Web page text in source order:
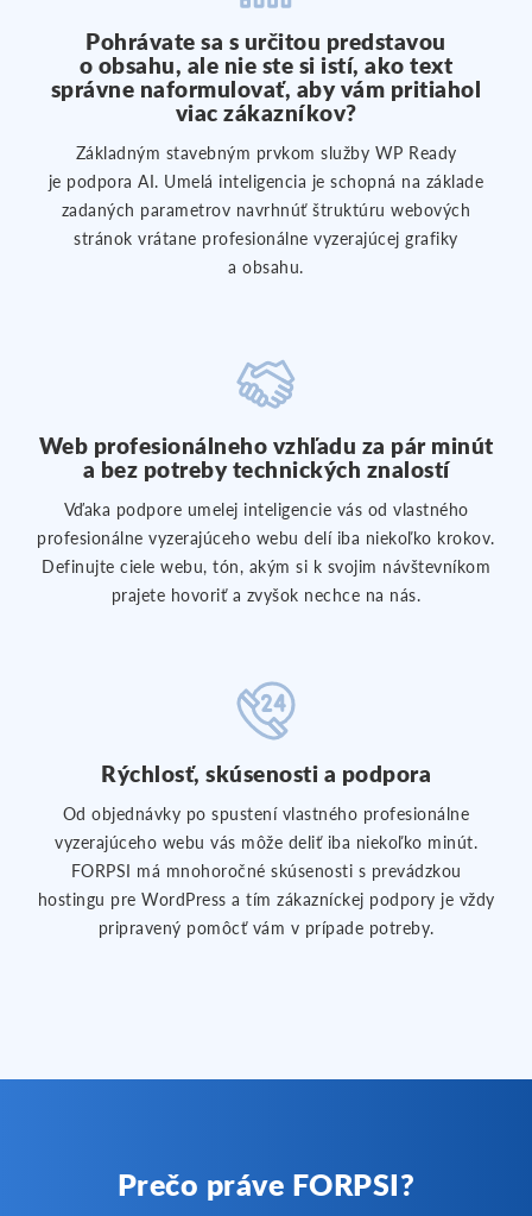
Pohrávate sa s určitou predstavou
o obsahu, ale nie ste si istí, ako text
správne naformulovať, aby vám pritiahol
viac zákazníkov?
Základným stavebným prvkom služby WP Ready
je podpora AI. Umelá inteligencia je schopná na základe
zadaných parametrov navrhnúť štruktúru webových
stránok vrátane profesionálne vyzerajúcej grafiky
a obsahu.
Web profesionálneho vzhľadu za pár minút
a bez potreby technických znalostí
Vďaka podpore umelej inteligencie vás od vlastného
profesionálne vyzerajúceho webu delí iba niekoľko krokov.
Definujte ciele webu, tón, akým si k svojim návštevníkom
prajete hovoriť a zvyšok nechce na nás.
Rýchlosť, skúsenosti a podpora
Od objednávky po spustení vlastného profesionálne
vyzerajúceho webu vás môže deliť iba niekoľko minút.
FORPSI má mnohoročné skúsenosti s prevádzkou
hostingu pre WordPress a tím zákazníckej podpory je vždy
pripravený pomôcť vám v prípade potreby.
Prečo práve FORPSI?